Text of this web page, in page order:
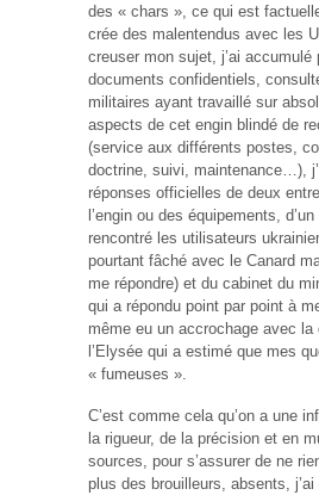
des « chars », ce qui est
crée des malentendus avec les
creuser mon sujet, j’ai accumulé
documents confidentiels,
militaires ayant travaillé sur
aspects de cet engin blindé de
(service aux différents postes,
doctrine, suivi, maintenance…),
réponses officielles de deux
l’engin ou des équipements,
rencontré les utilisateurs
pourtant fâché avec le Canard
me répondre) et du cabinet du
qui a répondu point par point à
même eu un accrochage avec
l’Elysée qui a estimé que mes
« fumeuses ».
C’est comme cela qu’on a une
la rigueur, de la précision et en
sources, pour s’assurer de ne
plus des brouilleurs, absents, j’ai